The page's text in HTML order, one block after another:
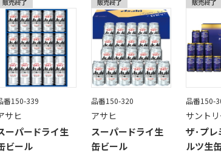
番150-339
サヒ
ーパードライ生
ビール
品番150-320
アサヒ
スーパードライ生
缶ビール
品番150-
サント
ザ･プレ
ルツ生